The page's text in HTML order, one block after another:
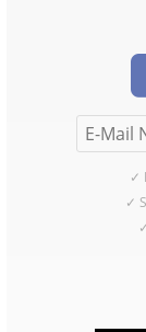
✓
✓